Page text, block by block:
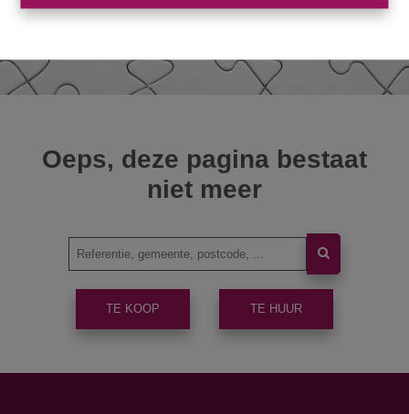
Oeps, deze pagina bestaat
niet meer
TE KOOP TE HUUR